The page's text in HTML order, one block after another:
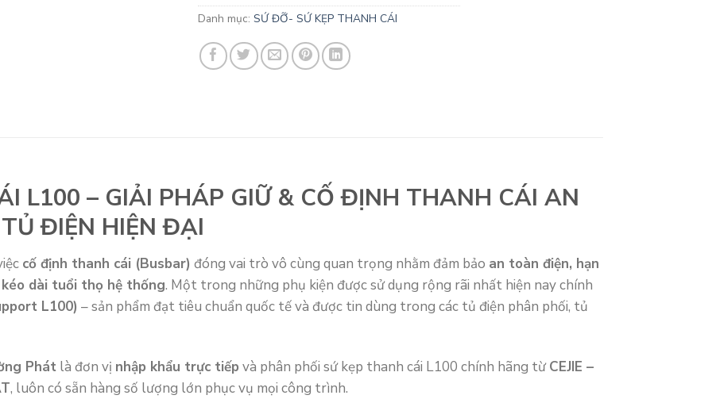
Danh mục: SỨ ĐỠ- SỨ KẸP THANH CÁI
L100 – GIẢI PHÁP GIỮ & CỐ ĐỊNH THANH CÁI AN
ĐIỆN HIỆN ĐẠI
cố định thanh cái (Busbar) đóng vai trò vô cùng quan trọng nhằm đảm bảo an toàn điện, hạn
dài tuổi thọ hệ thống. Một trong những phụ kiện được sử dụng rộng rãi nhất hiện nay chính
L100) – sản phẩm đạt tiêu chuẩn quốc tế và được tin dùng trong các tủ điện phân phối, tủ
Phát là đơn vị nhập khẩu trực tiếp và phân phối sứ kẹp thanh cái L100 chính hãng từCEJIE –
, luôn có sẵn hàng số lượng lớn phục vụ mọi công trình.